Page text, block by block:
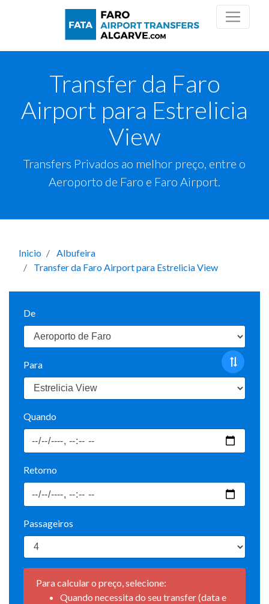
Transfer da Faro
Airport para Estrelicia
View
Transfers Privados ao melhor preço, entre o
Aeroporto de Faro e Faro Airport.
Inicio
Albufeira
Transfer da Faro Airport para Estrelicia View
De
Para
Quando
Retorno
Passageiros
Para calcular o preço, selecione:
Quando necessita do seu transfer (data e